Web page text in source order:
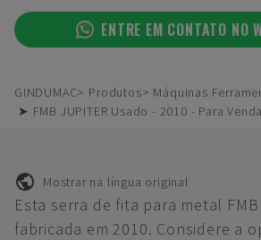
ENTRE EM CONTATO NO
GINDUMAC Produtos
Máquinas
➤ FMB JUPITER Usado - 2010 - Para
Mostrar na língua original
Esta serra de fita para metal
fabricada em 2010. Considere a